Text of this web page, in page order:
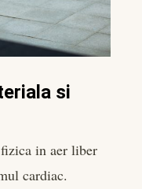
si
in aer liber
cardiac.